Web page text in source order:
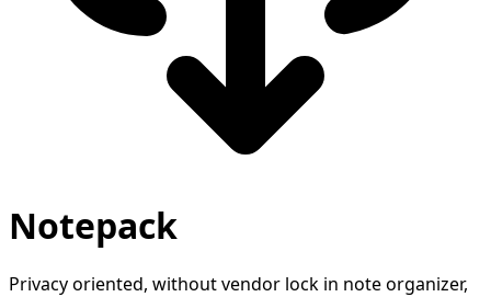
Notepack
Privacy oriented, without vendor lock in note organizer,